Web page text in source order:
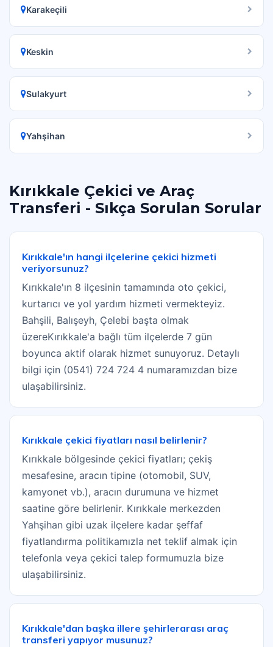
Karakeçili
Keskin
Sulakyurt
Yahşihan
Kırıkkale Çekici ve Araç
Transferi - Sıkça Sorulan Sorular
Kırıkkale'ın hangi ilçelerine çekici hizmeti
veriyorsunuz?
Kırıkkale'ın 8 ilçesinin tamamında oto çekici,
kurtarıcı ve yol yardım hizmeti vermekteyiz.
Bahşili, Balışeyh, Çelebi başta olmak
üzereKırıkkale'a bağlı tüm ilçelerde 7 gün
boyunca aktif olarak hizmet sunuyoruz. Detaylı
bilgi için (0541) 724 724 4 numaramızdan bize
ulaşabilirsiniz.
Kırıkkale çekici fiyatları nasıl belirlenir?
Kırıkkale bölgesinde çekici fiyatları; çekiş
mesafesine, aracın tipine (otomobil, SUV,
kamyonet vb.), aracın durumuna ve hizmet
saatine göre belirlenir. Kırıkkale merkezden
Yahşihan gibi uzak ilçelere kadar şeffaf
fiyatlandırma politikamızla net teklif almak için
telefonla veya çekici talep formumuzla bize
ulaşabilirsiniz.
Kırıkkale'dan başka illere şehirlerarası araç
transferi yapıyor musunuz?